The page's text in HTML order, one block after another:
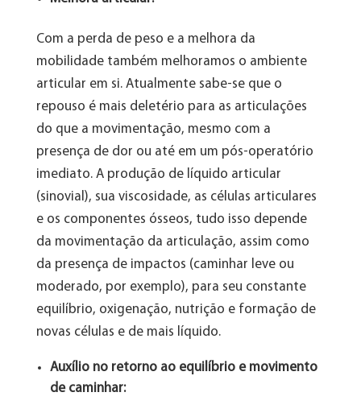
Com a perda de peso e a melhora da
mobilidade também melhoramos o ambiente
articular em si. Atualmente sabe-se que o
repouso é mais deletério para as articulações
do que a movimentação, mesmo com a
presença de dor ou até em um pós-operatório
imediato. A produção de líquido articular
(sinovial), sua viscosidade, as células articulares
e os componentes ósseos, tudo isso depende
da movimentação da articulação, assim como
da presença de impactos (caminhar leve ou
moderado, por exemplo), para seu constante
equilíbrio, oxigenação, nutrição e formação de
novas células e de mais líquido.
Auxílio no retorno ao equilíbrio e movimento
de caminhar: